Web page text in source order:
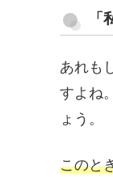
あれも
すよね
ょう。
このと